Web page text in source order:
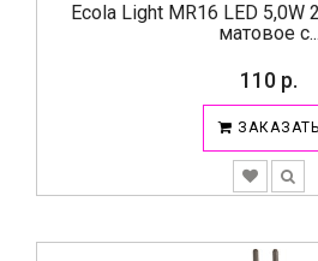
Ecola Light MR16 LED 5,0W
матовое с...
110 р.
ЗАКАЗАТЬ